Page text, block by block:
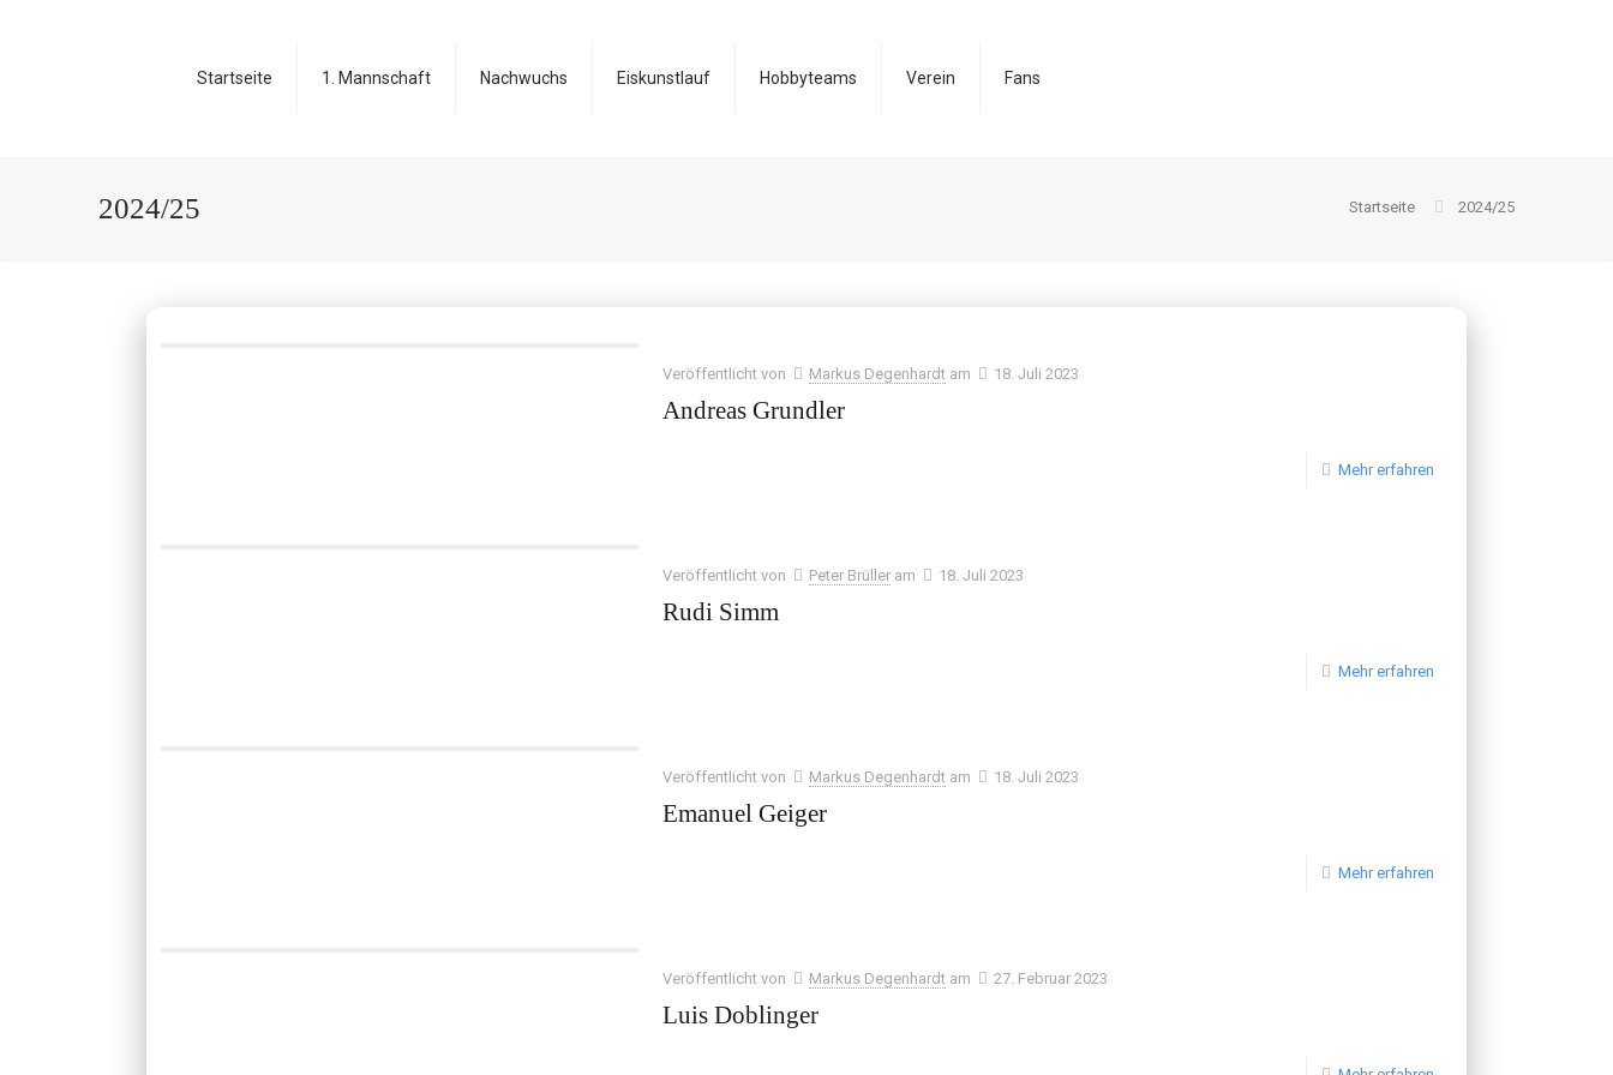
Startseite 1. Mannschaft Nachwuchs Eiskunstlauf Hobbyteams Verein Fans
2024/25 Startseite 2024/25
Veröffentlicht von Markus Degenhardt am 18. Juli 2023
Andreas Grundler
Mehr erfahren
Veröffentlicht von Peter Brüller am 18. Juli 2023
Rudi Simm
Mehr erfahren
Veröffentlicht von Markus Degenhardt am 18. Juli 2023
Emanuel Geiger
Mehr erfahren
Veröffentlicht von Markus Degenhardt am 27. Februar 2023
Luis Doblinger